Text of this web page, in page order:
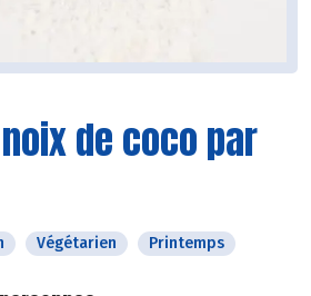
de coco par
Végétarien Printemps